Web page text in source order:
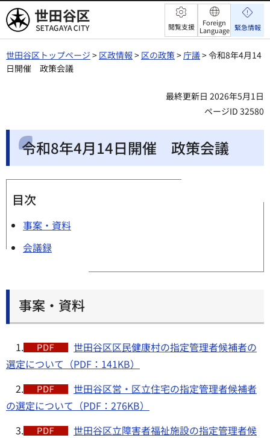
世田谷区 閲覧支援
Foreign
Language 緊急情報
世田谷区トップページ > 区政情報 > 区の政策>庁議> 令和8年4月14
日開催 政策会議
最終更新日 2026年5月1日
ページID 32580
令和8年4月14日開催 政策会議
目次
事案・資料
会議録
事案・資料
1.
世田谷区区民健康村の指定管理者候補者の
選定について（PDF：141KB）
2.
世田谷区営・区立住宅の指定管理者候補者
の選定について（PDF：276KB）
3.
世田谷区立障害者福祉施設の指定管理者候